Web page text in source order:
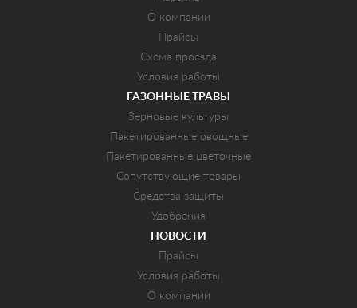
О компании
Прайсы
Схема проезда
Условия работы
ГАЗОННЫЕ ТРАВЫ
Зерновые культуры
Пакетированные овощные
Пакетированные цветочные
Сопутствующие товары
Средства защиты
Удобрения
НОВОСТИ
Прайсы
Условия работы
О компании